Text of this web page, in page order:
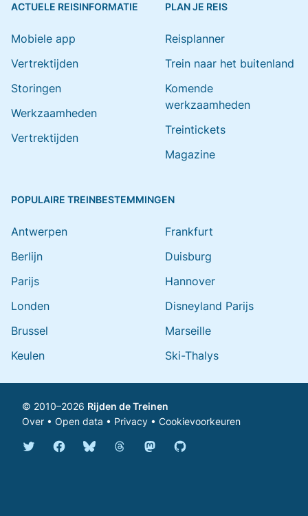
ACTUELE REISINFORMATIE
Mobiele app
Vertrektijden
Storingen
Werkzaamheden
Vertrektijden
PLAN JE REIS
Reisplanner
Trein naar het buitenland
Komende
werkzaamheden
Treintickets
Magazine
POPULAIRE TREINBESTEMMINGEN
Antwerpen
Berlijn
Parijs
Londen
Brussel
Keulen
Frankfurt
Duisburg
Hannover
Disneyland Parijs
Marseille
Ski-Thalys
© 2010–2026 Rijden de Treinen
Over • Open data • Privacy • Cookievoorkeuren